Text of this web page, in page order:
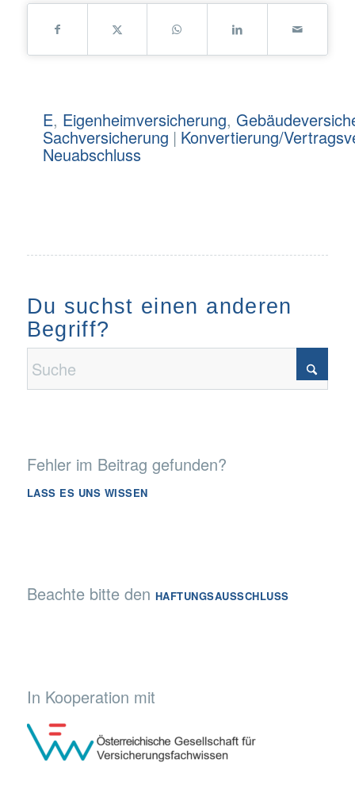
E, Eigenheimversicherung,
Sachversicherung | Konvertierung/
Neuabschluss
Du suchst einen anderen
Begriff?
Fehler im Beitrag gefunden?
LASS ES UNS WISSEN
Beachte bitte den HAFTUNGSAUSSCHLUSS
In Kooperation mit